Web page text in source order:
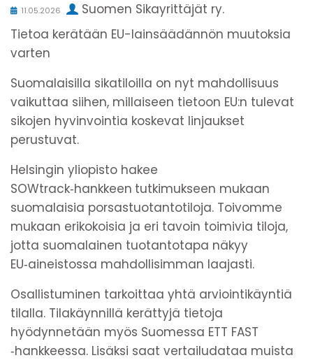
11.05.2026
Suomen Sikayrittäjät ry.
Tietoa kerätään EU-lainsäädännön muutoksia
varten
Suomalaisilla sikatiloilla on nyt mahdollisuus
vaikuttaa siihen, millaiseen tietoon EU:n tulevat
sikojen hyvinvointia koskevat linjaukset
perustuvat.
Helsingin yliopisto hakee
SOWtrack‑hankkeen tutkimukseen mukaan
suomalaisia porsastuotantotiloja. Toivomme
mukaan erikokoisia ja eri tavoin toimivia tiloja,
jotta suomalainen tuotantotapa näkyy
EU‑aineistossa mahdollisimman laajasti.
Osallistuminen tarkoittaa yhtä arviointikäyntiä
tilalla. Tilakäynnillä kerättyjä tietoja
hyödynnetään myös Suomessa ETT FAST
‑hankkeessa. Lisäksi saat vertailudataa muista